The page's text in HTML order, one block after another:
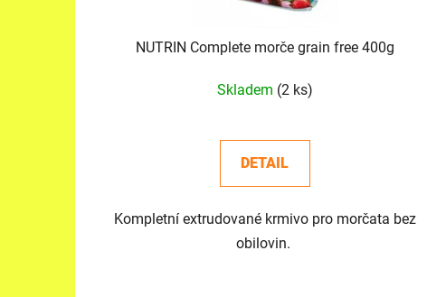
NUTRIN Complete morče grain free 400g
Skladem (2 ks)
DETAIL
Kompletní extrudované krmivo pro morčata bez
obilovin.